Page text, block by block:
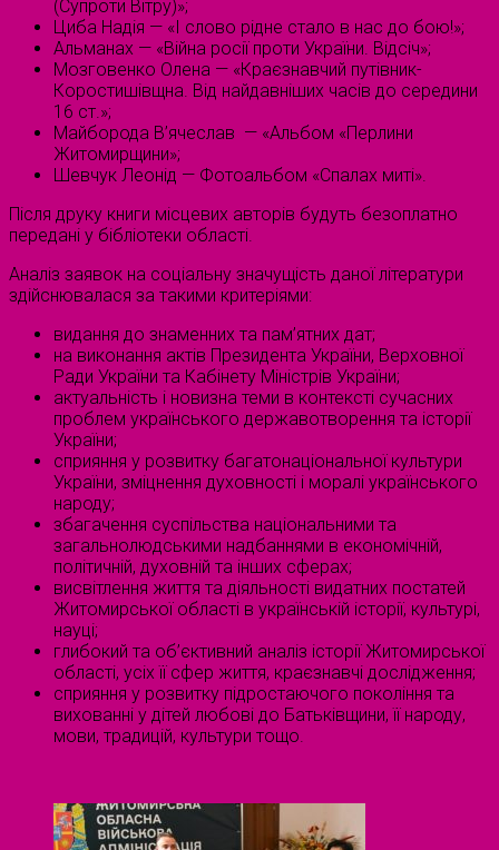
(Супроти Вітру)»;
Циба Надія — «І слово рідне стало в нас до бою!»;
Альманах — «Війна росії проти України. Відсіч»;
Мозговенко Олена — «Краєзнавчий путівник-
Коростишівщна. Від найдавніших часів до середини
16 ст.»;
Майборода В’ячеслав — «Альбом «Перлини
Житомирщини»;
Шевчук Леонід — Фотоальбом «Спалах миті».
Після друку книги місцевих авторів будуть безоплатно
передані у бібліотеки області.
Аналіз заявок на соціальну значущість даної літератури
здійснювалася за такими критеріями:
видання до знаменних та пам’ятних дат;
на виконання актів Президента України, Верховної
Ради України та Кабінету Міністрів України;
актуальність і новизна теми в контексті сучасних
проблем українського державотворення та історії
України;
сприяння у розвитку багатонаціональної культури
України, зміцнення духовності і моралі українського
народу;
збагачення суспільства національними та
загальнолюдськими надбаннями в економічній,
політичній, духовній та інших сферах;
висвітлення життя та діяльності видатних постатей
Житомирської області в українській історії, культурі,
науці;
глибокий та об’єктивний аналіз історії Житомирської
області, усіх її сфер життя, краєзнавчі дослідження;
сприяння у розвитку підростаючого покоління та
вихованні у дітей любові до Батьківщини, її народу,
мови, традицій, культури тощо.